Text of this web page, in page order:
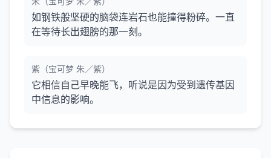
如钢铁般坚硬的脑袋连岩石也能撞得粉碎。一直
在等待长出翅膀的那一刻。
紫（宝可梦 朱／紫）
它相信自己早晚能飞，听说是因为受到遗传基因
中信息的影响。